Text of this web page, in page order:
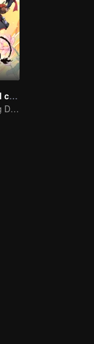
Gran maestro del cultivo demoníaco Q
Warm and Healing Daily Life